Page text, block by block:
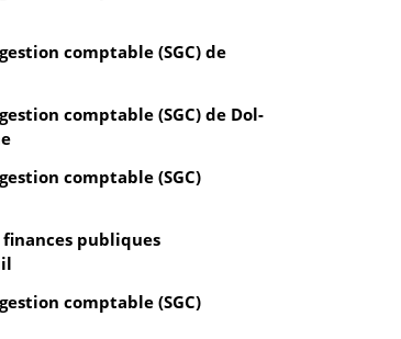
comptable (SGC) de
comptable (SGC) de Dol-
comptable (SGC)
publiques
comptable (SGC)